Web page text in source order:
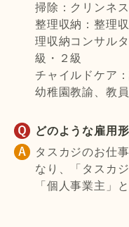
掃除：クリンネ
整理収納：整理
理収納コンサル
級・２級
チャイルドケア
幼稚園教諭、教
どのような雇用
タスカジのお仕
なり、「タスカ
「個人事業主」